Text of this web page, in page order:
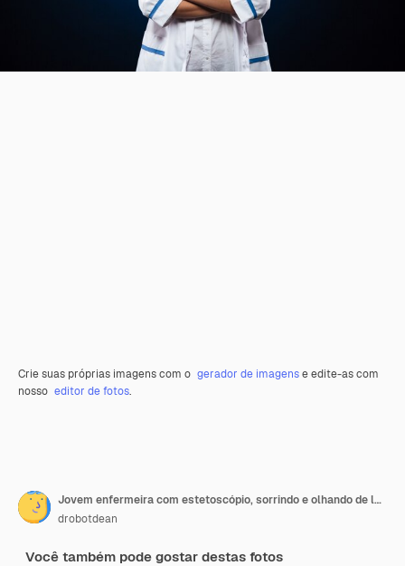
Crie suas próprias imagens com o gerador de imagense edite-as com
nosso editor de fotos.
Jovem enfermeira com estetoscópio, sorrindo e olhando de lado
drobotdean
Você também pode gostar destas fotos